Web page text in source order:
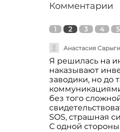
Комментарии
1 2 3 4 5
Анастасия
Я решилась на
наказывают
заводики, но до
без того
SOS, страшная
С одной